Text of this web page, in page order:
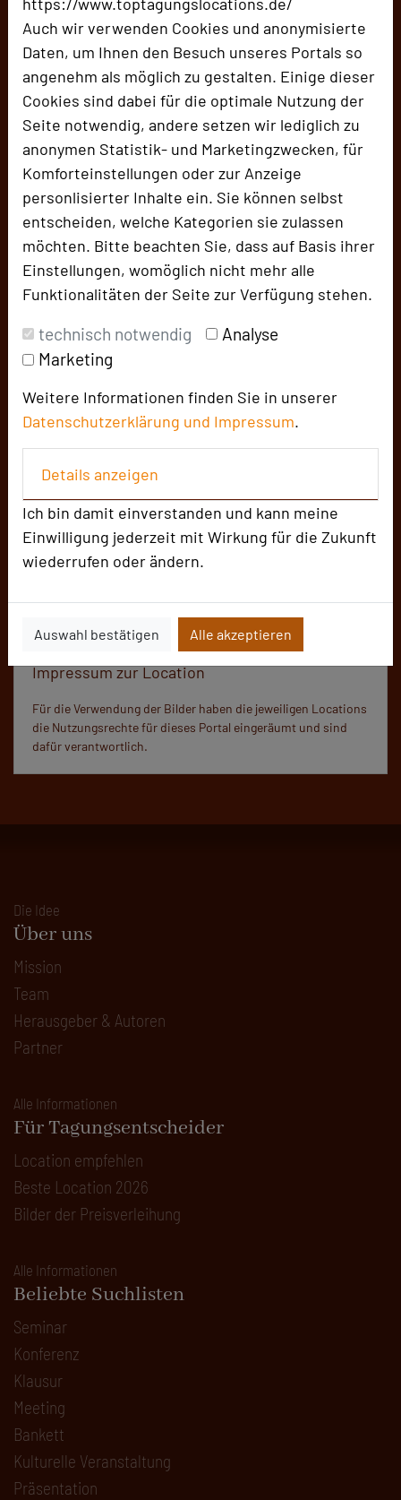
Auch wir verwenden Cookies und anonymisierte
Daten, um Ihnen den Besuch unseres Portals so
angenehm als möglich zu gestalten. Einige dieser
Cookies sind dabei für die optimale Nutzung der
Seite notwendig, andere setzen wir lediglich zu
anonymen Statistik- und Marketingzwecken, für
Komforteinstellungen oder zur Anzeige
personlisierter Inhalte ein. Sie können selbst
entscheiden, welche Kategorien sie zulassen
möchten. Bitte beachten Sie, dass auf Basis ihrer
Einstellungen, womöglich nicht mehr alle
Funktionalitäten der Seite zur Verfügung stehen.
technisch notwendig
Analyse
Marketing
Weitere Informationen finden Sie in unserer
Datenschutzerklärung und Impressum.
Details anzeigen
Ich bin damit einverstanden und kann meine
Einwilligung jederzeit mit Wirkung für die Zukunft
wiederrufen oder ändern.
Auswahl bestätigen Alle akzeptieren
... ist ein Veranstaltungsraum in der über separate
Fahrstühle erreichbaren 50. Etage des Tower 185 in
der Frankfurter Innenstadt. Nutzbar sind zum einen
eine lichthelle und technisch bestens ausgestattete
Veranstaltungsfläche indoor sowie zwei voneinander
unabhängig nutzbare Außenterrassen mit jeweils
knapp 400 m² Nutzfläche.
Räume:1
Raumgrößen: 220 qm
Kapazität:120 Pers.
Catering:gebunden
Hotelkapazität im Umkreis von:
Besonders geeignet für
Seminare, Konferenzen, Meetings, Präsentationen,
Bankette, Incentives, Messen, Vorträge, Kulturelle
Veranstaltungen
859 Seiten dieser Location wurden in den
Impressum zur Location
Für die Verwendung der Bilder haben die jeweiligen Locations
die Nutzungsrechte für dieses Portal eingeräumt und sind
dafür verantwortlich.
Die Idee
Über uns
Mission
Team
Herausgeber & Autoren
Partner
Alle Informationen
Für Tagungsentscheider
Location empfehlen
Beste Location 2026
Bilder der Preisverleihung
Alle Informationen
Beliebte Suchlisten
Seminar
Konferenz
Klausur
Meeting
Bankett
Kulturelle Veranstaltung
Präsentation